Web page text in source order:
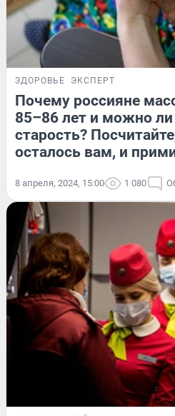
ЗДОРОВЬЕ ЭКСПЕРТ
Почему россияне
85–86 лет и можно
старость?
осталось вам, и
8 апреля, 2024, 15:00 1 080